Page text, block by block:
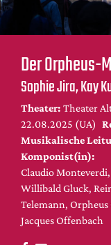
Bühnenwelt
Festivals &
Menschen &
Themen
Internationales
Nachrufe
Medientipps
DdB-map
Kalender
Premierensuche
Festival-Planer
Der Orpheus-
Sophie Jira, Kay
Theater: Theater
22.08.2025 (UA)
Musikalische
Komponist(in):
Claudio
Willibald Gluck,
Telemann, Orpheus
Jacques Offenbach